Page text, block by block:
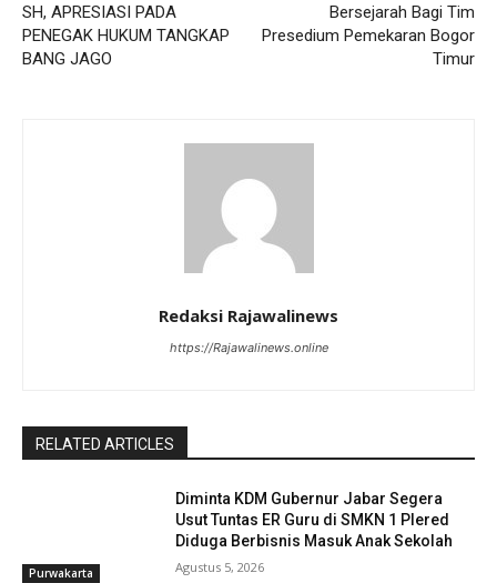
SH, APRESIASI PADA
PENEGAK HUKUM TANGKAP
BANG JAGO
Bersejarah Bagi Tim
Presedium Pemekaran Bogor
Timur
Redaksi Rajawalinews
https://Rajawalinews.online
RELATED ARTICLES
Purwakarta
Diminta KDM Gubernur Jabar Segera
Usut Tuntas ER Guru di SMKN 1 Plered
Diduga Berbisnis Masuk Anak Sekolah
Agustus 5, 2026